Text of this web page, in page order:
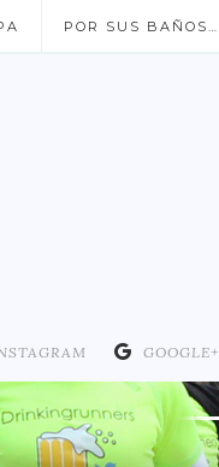
POR SUS BAÑOS…
GOOGLE+